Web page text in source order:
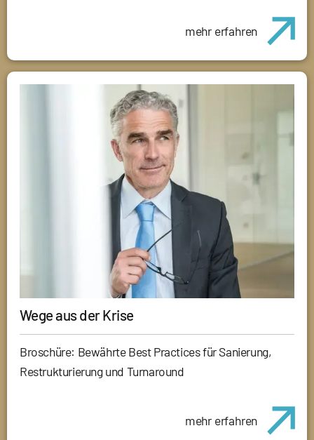
mehr erfahren
Wege aus der Krise
Broschüre: Bewährte Best Practices für Sanierung,
Restrukturierung und Turnaround
mehr erfahren